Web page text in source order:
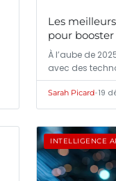
Les
pour
À l’aube de
avec des
Sarah Picard•19
INTELLIGENCE